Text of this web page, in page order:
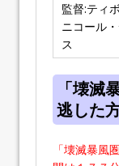
監督:ティ
ニコール
ス
「壊滅
逃した
「壊滅暴風